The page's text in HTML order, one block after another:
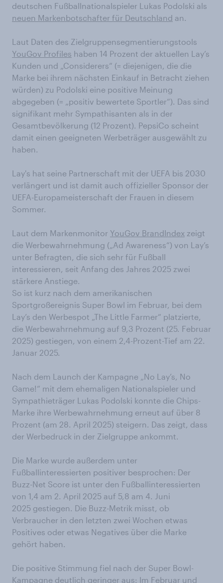
deutschen Fußballnationalspieler Lukas Podolski als
neuen Markenbotschafter für Deutschland an.
Laut Daten des Zielgruppensegmentierungstools
YouGov Profiles haben 14 Prozent der aktuellen Lay’s
Kunden und „Considerers“ (= diejenigen, die die
Marke bei ihrem nächsten Einkauf in Betracht ziehen
würden) zu Podolski eine positive Meinung
abgegeben (= „positiv bewertete Sportler“). Das sind
signifikant mehr Sympathisanten als in der
Gesamtbevölkerung (12 Prozent). PepsiCo scheint
damit einen geeigneten Werbeträger ausgewählt zu
haben.
Lay's hat seine Partnerschaft mit der UEFA bis 2030
verlängert und ist damit auch offizieller Sponsor der
UEFA-Europameisterschaft der Frauen in diesem
Sommer.
Laut dem Markenmonitor YouGov BrandIndex zeigt
die Werbewahrnehmung („Ad Awareness“) von Lay’s
unter Befragten, die sich sehr für Fußball
interessieren, seit Anfang des Jahres 2025 zwei
stärkere Anstiege.
So ist kurz nach dem amerikanischen
Sportgroßereignis Super Bowl im Februar, bei dem
Lay’s den Werbespot „The Little Farmer“ platzierte,
die Werbewahrnehmung auf 9,3 Prozent (25. Februar
2025) gestiegen, von einem 2,4-Prozent-Tief am 22.
Januar 2025.
Nach dem Launch der Kampagne „No Lay’s, No
Game!“ mit dem ehemaligen Nationalspieler und
Sympathieträger Lukas Podolski konnte die Chips-
Marke ihre Werbewahrnehmung erneut auf über 8
Prozent (am 28. April 2025) steigern. Das zeigt, dass
der Werbedruck in der Zielgruppe ankommt.
Die Marke wurde außerdem unter
Fußballinteressierten positiver besprochen: Der
Buzz-Net Score ist unter den Fußballinteressierten
von 1,4 am 2. April 2025 auf 5,8 am 4. Juni
2025 gestiegen. Die Buzz-Metrik misst, ob
Verbraucher in den letzten zwei Wochen etwas
Positives oder etwas Negatives über die Marke
gehört haben.
Die positive Stimmung fiel nach der Super Bowl-
Kampagne deutlich geringer aus: Im Februar und